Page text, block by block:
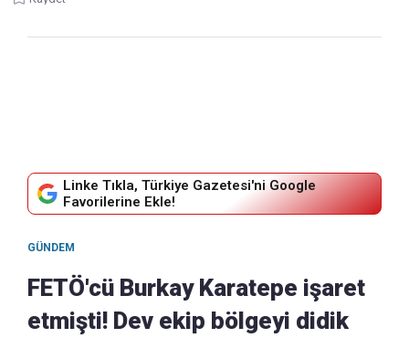
Linke Tıkla, Türkiye Gazetesi'ni Google
Favorilerine Ekle!
GÜNDEM
FETÖ'cü Burkay Karatepe işaret
etmişti! Dev ekip bölgeyi didik